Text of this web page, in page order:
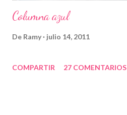
Columna azul
De Ramy julio 14, 2011
COMPARTIR 27 COMENTARIOS